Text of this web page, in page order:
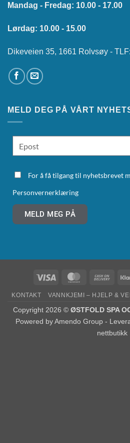
Mandag - Fredag: 10.00 - 17.00
Lørdag: 10.00 - 15.00
Dikeveien 35, 1661 Rolvsøy -
MELD DEG PÅ VÅRT
For å få tilgang til nyhetsbrevet
Personvernerklæring
MELD MEG PÅ
KONTAKT VANNKJEMI – HJELP &
Copyright 2026 © ØSTFOLD SPA
Powered byAmendo Group -
nettbutikk